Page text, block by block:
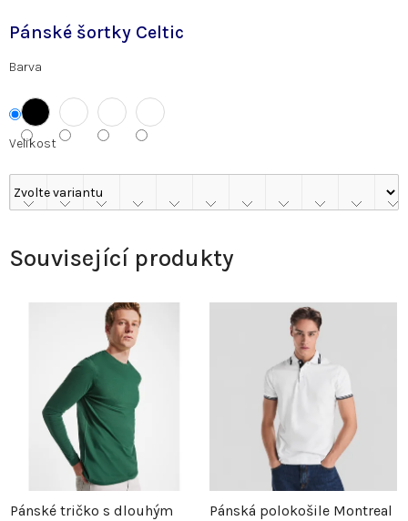
Pánské šortky Celtic
Barva
Velikost
Související produkty
Pánské tričko s dlouhým
Pánská polokošile Montreal